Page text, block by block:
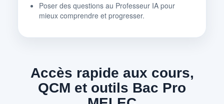
Poser des questions au Professeur IA pour
mieux comprendre et progresser.
Accès rapide aux cours,
QCM et outils Bac Pro